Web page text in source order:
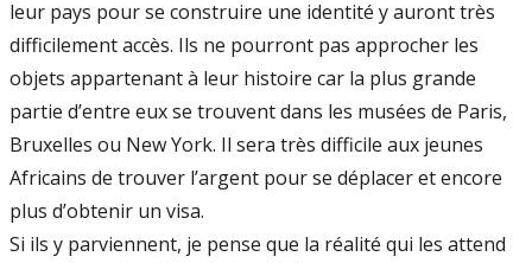
leur pays pour se construire une identité y auront très
difficilement accès. Ils ne pourront pas approcher les
objets appartenant à leur histoire car la plus grande
partie d’entre eux se trouvent dans les musées de Paris,
Bruxelles ou New York. Il sera très difficile aux jeunes
Africains de trouver l’argent pour se déplacer et encore
plus d’obtenir un visa.
Si ils y parviennent, je pense que la réalité qui les attend